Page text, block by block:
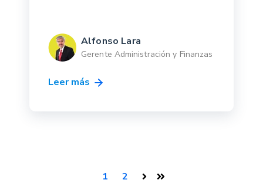
Alfonso Lara
Gerente Administración y Finanzas
Leer más
1 2 Siguiente
Última